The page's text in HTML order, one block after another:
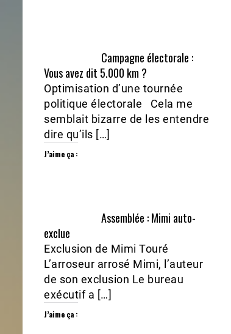
Campagne électorale :
Vous avez dit 5.000 km ?
Optimisation d’une tournée
politique électorale Cela me
semblait bizarre de les entendre
dire qu’ils […]
J’aime ça :
Assemblée : Mimi auto-
exclue
Exclusion de Mimi Touré
L’arroseur arrosé Mimi, l’auteur
de son exclusion Le bureau
exécutif a […]
J’aime ça :